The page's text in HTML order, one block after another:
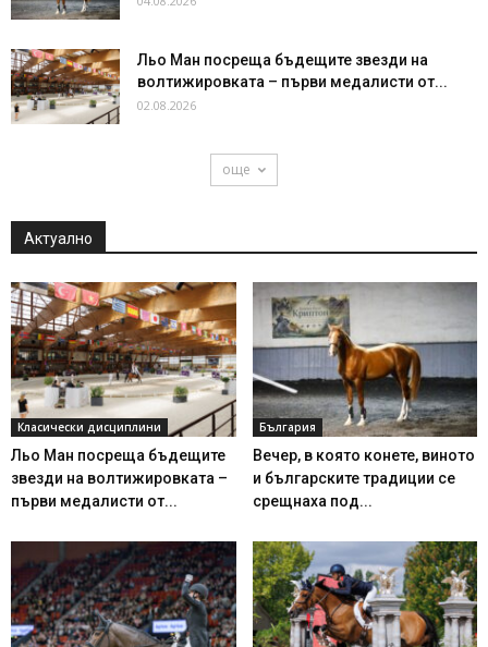
Льо Ман посреща бъдещите звезди на
волтижировката – първи медалисти от...
02.08.2026
още
Актуално
Класически дисциплини
Льо Ман посреща бъдещите
звезди на волтижировката –
първи медалисти от...
България
Вечер, в която конете, виното
и българските традиции се
срещнаха под...